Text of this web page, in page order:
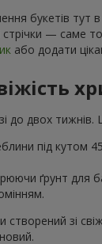
букетів
—
або додати
двох
під кутом
ґрунт для
зі